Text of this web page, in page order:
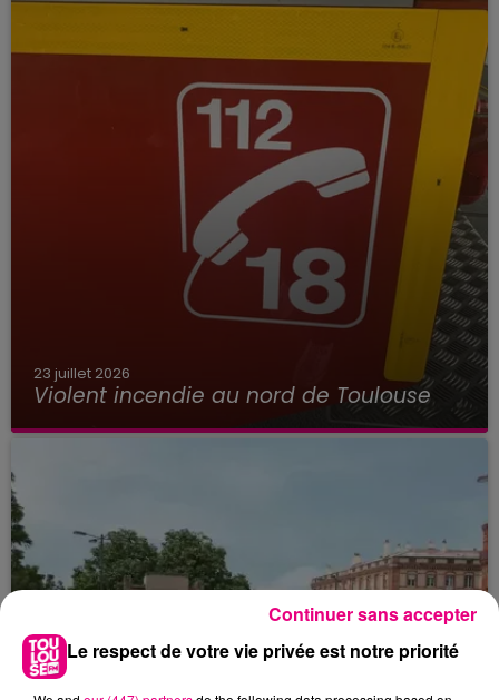
23 juillet 2026
Violent incendie au nord de Toulouse
Le respect de votre vie privée est notre priorité
Continuer sans accepter